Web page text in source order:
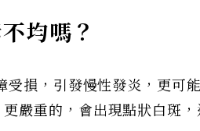
均嗎？
受損，引發慢性發炎，更可
嚴重的，會出現點狀白斑